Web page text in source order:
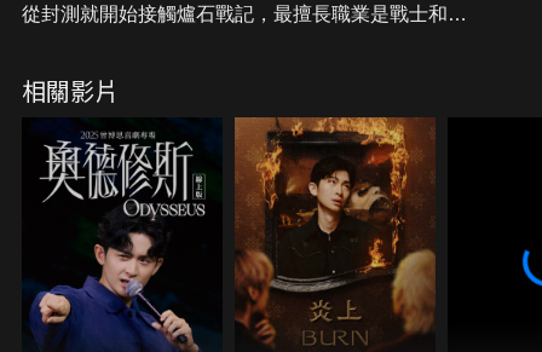
從封測就開始接觸爐石戰記，最擅長職業是戰士和牧
醒。
從陰暗幽霾的蛇界森林甦醒吧， 趁此良機，莫再猶
豫，恭請蛇界至尊雙飛寶典！
OSkomodo 還不一起加入蛇教跟著教主一起前進!
相關影片